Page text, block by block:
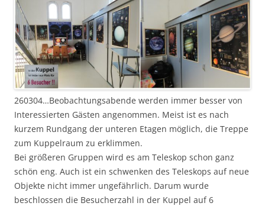
260304…Beobachtungsabende werden immer besser von
Interessierten Gästen angenommen. Meist ist es nach
kurzem Rundgang der unteren Etagen möglich, die Treppe
zum Kuppelraum zu erklimmen.
Bei größeren Gruppen wird es am Teleskop schon ganz
schön eng. Auch ist ein schwenken des Teleskops auf neue
Objekte nicht immer ungefährlich. Darum wurde
beschlossen die Besucherzahl in der Kuppel auf 6